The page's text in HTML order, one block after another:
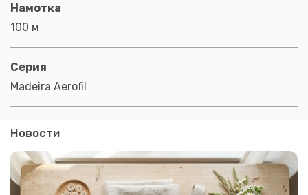
Намотка
100 м
Серия
Madeira Aerofil
Новости